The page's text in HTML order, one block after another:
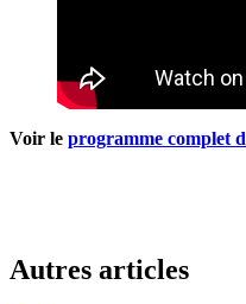
Voir le programme complet
Autres articles